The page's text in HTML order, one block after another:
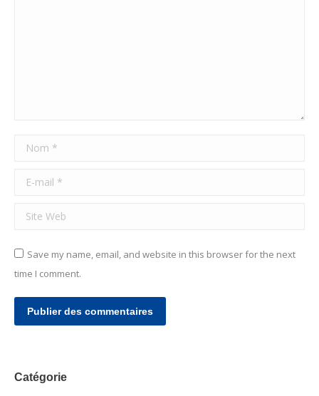
Nom *
E-mail *
Site Web
Save my name, email, and website in this browser for the next
time I comment.
Publier des commentaires
Catégorie